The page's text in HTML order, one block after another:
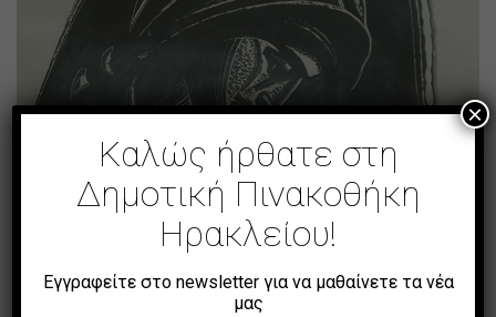
Καλώς ήρθατε στη
Δημοτική Πινακοθήκη
Ηρακλείου!
Εγγραφείτε στο newsletter για να μαθαίνετε τα νέα
μας
×